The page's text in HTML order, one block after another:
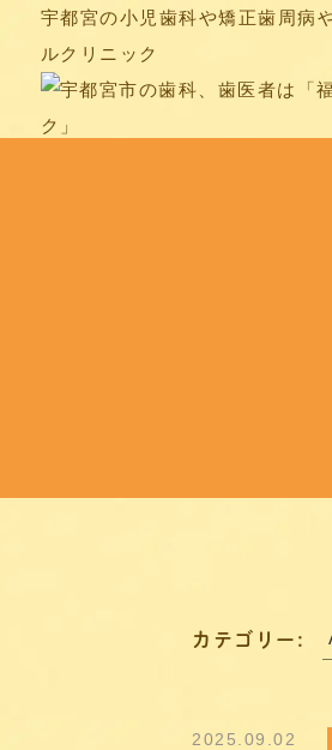
宇都宮の小児歯科や矯正歯周病
ルクリニック
カテゴリー:
2025.09.02